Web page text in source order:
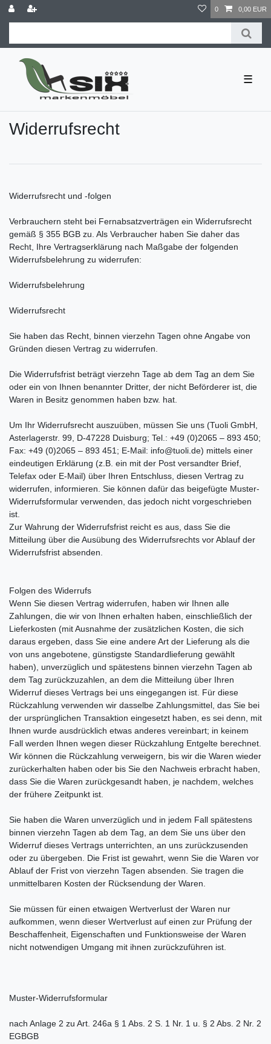
0 0,00 EUR
☰
Widerrufs­recht
Widerrufsrecht und -folgen
Verbrauchern steht bei Fernabsatzverträgen ein Widerrufsrecht
gemäß § 355 BGB zu. Als Verbraucher haben Sie daher das
Recht, Ihre Vertragserklärung nach Maßgabe der folgenden
Widerrufsbelehrung zu widerrufen:
Widerrufsbelehrung
Widerrufsrecht
Sie haben das Recht, binnen vierzehn Tagen ohne Angabe von
Gründen diesen Vertrag zu widerrufen.
Die Widerrufsfrist beträgt vierzehn Tage ab dem Tag an dem Sie
oder ein von Ihnen benannter Dritter, der nicht Beförderer ist, die
Waren in Besitz genommen haben bzw. hat.
Um Ihr Widerrufsrecht auszuüben, müssen Sie uns (Tuoli GmbH,
Asterlagerstr. 99, D-47228 Duisburg; Tel.: +49 (0)2065 – 893 450;
Fax: +49 (0)2065 – 893 451; E-Mail: info@tuoli.de) mittels einer
eindeutigen Erklärung (z.B. ein mit der Post versandter Brief,
Telefax oder E-Mail) über Ihren Entschluss, diesen Vertrag zu
widerrufen, informieren. Sie können dafür das beigefügte Muster-
Widerrufsformular verwenden, das jedoch nicht vorgeschrieben
ist.
Zur Wahrung der Widerrufsfrist reicht es aus, dass Sie die
Mitteilung über die Ausübung des Widerrufsrechts vor Ablauf der
Widerrufsfrist absenden.
Folgen des Widerrufs
Wenn Sie diesen Vertrag widerrufen, haben wir Ihnen alle
Zahlungen, die wir von Ihnen erhalten haben, einschließlich der
Lieferkosten (mit Ausnahme der zusätzlichen Kosten, die sich
daraus ergeben, dass Sie eine andere Art der Lieferung als die
von uns angebotene, günstigste Standardlieferung gewählt
haben), unverzüglich und spätestens binnen vierzehn Tagen ab
dem Tag zurückzuzahlen, an dem die Mitteilung über Ihren
Widerruf dieses Vertrags bei uns eingegangen ist. Für diese
Rückzahlung verwenden wir dasselbe Zahlungsmittel, das Sie bei
der ursprünglichen Transaktion eingesetzt haben, es sei denn, mit
Ihnen wurde ausdrücklich etwas anderes vereinbart; in keinem
Fall werden Ihnen wegen dieser Rückzahlung Entgelte berechnet.
Wir können die Rückzahlung verweigern, bis wir die Waren wieder
zurückerhalten haben oder bis Sie den Nachweis erbracht haben,
dass Sie die Waren zurückgesandt haben, je nachdem, welches
der frühere Zeitpunkt ist.
Sie haben die Waren unverzüglich und in jedem Fall spätestens
binnen vierzehn Tagen ab dem Tag, an dem Sie uns über den
Widerruf dieses Vertrags unterrichten, an uns zurückzusenden
oder zu übergeben. Die Frist ist gewahrt, wenn Sie die Waren vor
Ablauf der Frist von vierzehn Tagen absenden. Sie tragen die
unmittelbaren Kosten der Rücksendung der Waren.
Sie müssen für einen etwaigen Wertverlust der Waren nur
aufkommen, wenn dieser Wertverlust auf einen zur Prüfung der
Beschaffenheit, Eigenschaften und Funktionsweise der Waren
nicht notwendigen Umgang mit ihnen zurückzuführen ist.
Muster-Widerrufsformular
nach Anlage 2 zu Art. 246a § 1 Abs. 2 S. 1 Nr. 1 u. § 2 Abs. 2 Nr. 2
EGBGB